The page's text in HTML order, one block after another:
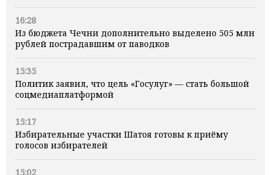
16:28
Из бюджета Чечни дополнительно выделено 505 млн
рублей пострадавшим от паводков
15:35
Политик заявил, что цель «Госулуг» — стать большой
соцмедиаплатформой
15:17
Избирательные участки Шатоя готовы к приёму
голосов избирателей
15:02